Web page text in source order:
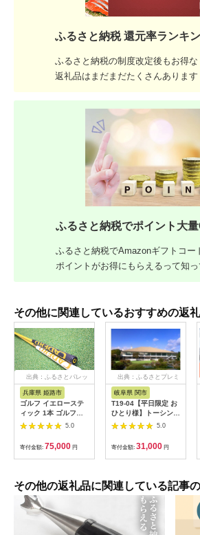
ふるさと納税 還元率ランキ
ふるさと納税の制度改定後もお得な
返礼品はまだまだたくさんあります
ふるさと納税でポイント大量
ふるさと納税でAmazonギフトコー
ポイントがお得にもらえるって知
その他に関連しているおすすめの返
出典：ふるさとパレッ
兵庫県 姫路市
ゴルフ イエローステ
ィック 1本 ゴルフ練
習 器具 ゴルフ練習器
具 スイング スイング
練習器具 スイング練
習 素振り 棒 しなり
シャフト しなり練習
具 トレーニング スト
レッチ 体幹 練習 練習
器具 兵庫 兵庫県 姫路
姫路市
5.0
寄付金額: 75,000 円
出典：ふるさとプレミ
岐阜県 関市
T19-04【平日限定 お
ひとり様】トーシング
ループゴルフ場プレー
5.0
寄付金額: 31,000 円
その他の返礼品に関連している記事